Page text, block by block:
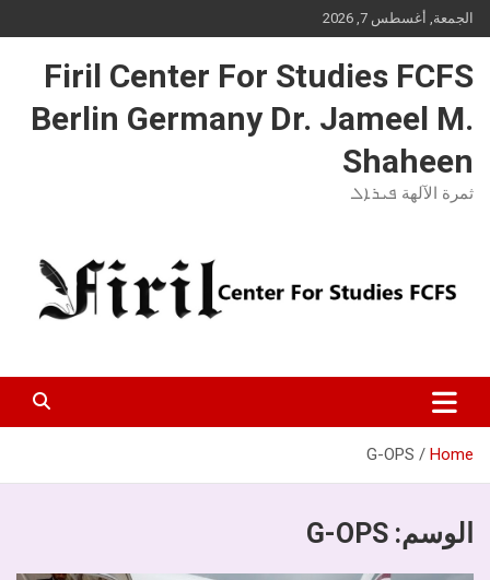
Skip
to
الجمعة, أغسطس 7, 2026
Firil Center For Studies FCFS
Berlin Germany Dr. Jameel M.
Shaheen
ثمرة الآلهة ܦܝܪܐܠ
Home
G-OPS
الوسم: G-OPS